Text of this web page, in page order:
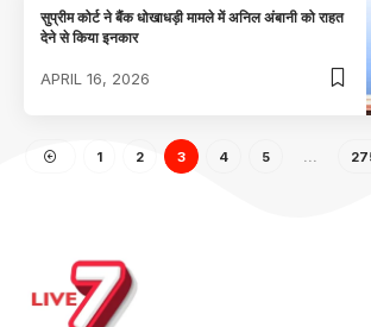
सुप्रीम कोर्ट ने बैंक धोखाधड़ी मामले में अनिल अंबानी को राहत
देने से किया इनकार
APRIL 16, 2026
1 2 3 4 5